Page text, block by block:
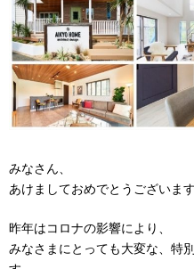
みなさん、
あけましておめでとうございま
昨年はコロナの影響により、
みなさまにとっても大変な、特